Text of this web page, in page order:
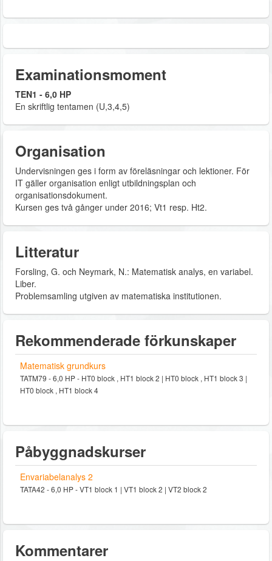
Examinationsmoment
TEN1 - 6,0 HP
En skriftlig tentamen (U,3,4,5)
Organisation
Undervisningen ges i form av föreläsningar och lektioner. För
IT gäller organisation enligt utbildningsplan och
organisationsdokument.
Kursen ges två gånger under 2016; Vt1 resp. Ht2.
Litteratur
Forsling, G. och Neymark, N.: Matematisk analys, en variabel.
Liber.
Problemsamling utgiven av matematiska institutionen.
Rekommenderade förkunskaper
Matematisk grundkurs
TATM79 - 6,0 HP - HT0 block , HT1 block 2 | HT0 block , HT1 block 3 |
HT0 block , HT1 block 4
Påbyggnadskurser
Envariabelanalys 2
TATA42 - 6,0 HP - VT1 block 1 | VT1 block 2 | VT2 block 2
Kommentarer